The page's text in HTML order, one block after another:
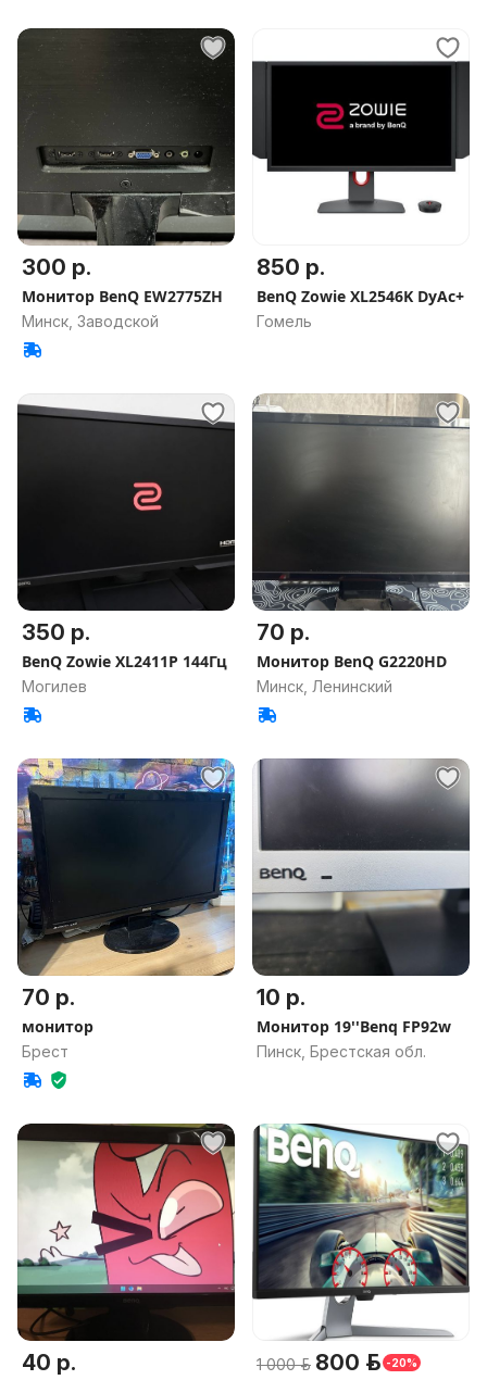
300 р.
Монитор BenQ EW2775ZH
Минск, Заводской
850 р.
BenQ Zowie XL2546K DyAc+
Гомель
350 р.
BenQ Zowie XL2411P 144Гц
Могилев
70 р.
Монитор BenQ G2220HD
Минск, Ленинский
70 р.
монитор
Брест
10 р.
Монитор 19''Benq FP92w
Пинск, Брестская обл.
40 р. 1 000 р. 800 р. -20%